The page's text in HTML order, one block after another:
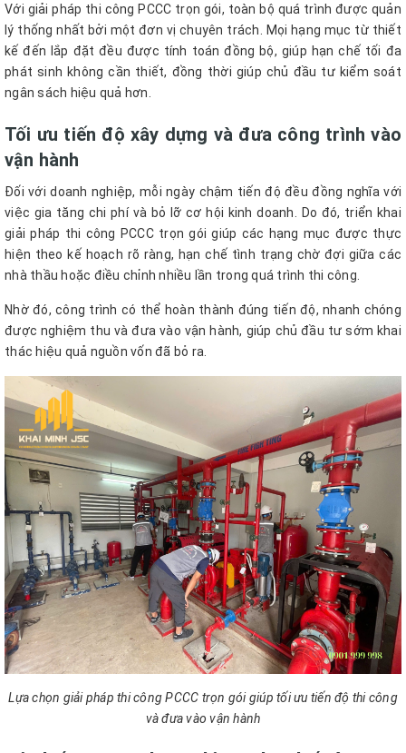
Với giải pháp thi công PCCC trọn gói, toàn bộ quá trình được quản
lý thống nhất bởi một đơn vị chuyên trách. Mọi hạng mục từ thiết
kế đến lắp đặt đều được tính toán đồng bộ, giúp hạn chế tối đa
phát sinh không cần thiết, đồng thời giúp chủ đầu tư kiểm soát
ngân sách hiệu quả hơn.
Tối ưu tiến độ xây dựng và đưa công trình vào
vận hành
Đối với doanh nghiệp, mỗi ngày chậm tiến độ đều đồng nghĩa với
việc gia tăng chi phí và bỏ lỡ cơ hội kinh doanh. Do đó, triển khai
giải pháp thi công PCCC trọn gói giúp các hạng mục được thực
hiện theo kế hoạch rõ ràng, hạn chế tình trạng chờ đợi giữa các
nhà thầu hoặc điều chỉnh nhiều lần trong quá trình thi công.
Nhờ đó, công trình có thể hoàn thành đúng tiến độ, nhanh chóng
được nghiệm thu và đưa vào vận hành, giúp chủ đầu tư sớm khai
thác hiệu quả nguồn vốn đã bỏ ra.
Lựa chọn giải pháp thi công PCCC trọn gói giúp tối ưu tiến độ thi công
và đưa vào vận hành